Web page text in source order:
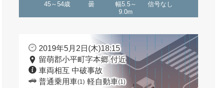
45～54歳 曇
幅5.5～
9.0m
信号なし
2019年5月2日(木)18:15
留萌郡小平町字本郷 付近
車両相互 中破事故
普通乗用車(1) 軽自動車(1)